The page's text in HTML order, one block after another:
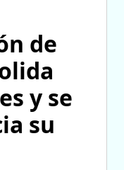
de
y se
su